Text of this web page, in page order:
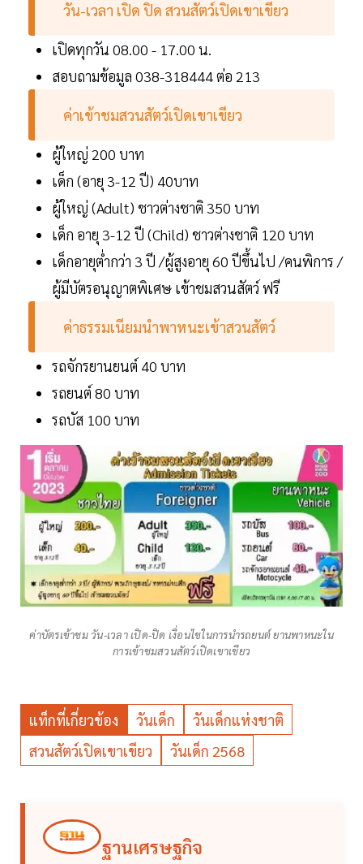
วัน-เวลา เปิด ปิด สวนสัตว์เปิดเขาเขียว
เปิดทุกวัน 08.00 - 17.00 น.
สอบถามข้อมูล 038-318444 ต่อ 213
ค่าเข้าชมสวนสัตว์เปิดเขาเขียว
ผู้ใหญ่ 200 บาท
เด็ก (อายุ 3-12 ปี) 40บาท
ผู้ใหญ่ (Adult) ชาวต่างชาติ 350 บาท
เด็ก อายุ 3-12 ปี (Child) ชาวต่างชาติ 120 บาท
เด็กอายุต่ำกว่า 3 ปี /ผู้สูงอายุ 60 ปีขึ้นไป /คนพิการ /
ผู้มีบัตรอนุญาตพิเศษ เข้าชมสวนสัตว์ ฟรี
ค่าธรรมเนียมนำพาหนะเข้าสวนสัตว์
รถจักรยานยนต์ 40 บาท
รถยนต์ 80 บาท
รถบัส 100 บาท
ค่าบัตรเข้าชม วัน-เวลา เปิด-ปิด เงื่อนไขในการนำรถยนต์ ยานพาหนะใน
การเข้าชมสวนสัตว์เปิดเขาเขียว
แท็กที่เกี่ยวข้อง วันเด็ก
วันเด็กแห่งชาติ
สวนสัตว์เปิดเขาเขียว
วันเด็ก 2568
ฐานเศรษฐกิจ